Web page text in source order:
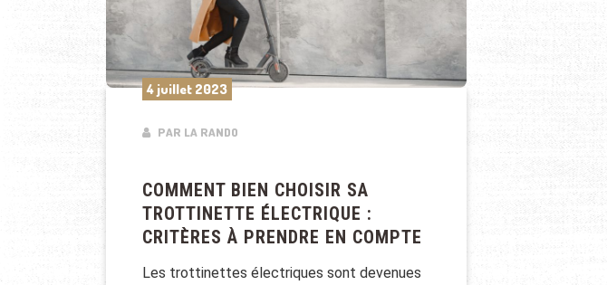
4 juillet 2023
PAR LA RANDO
COMMENT BIEN CHOISIR SA
TROTTINETTE ÉLECTRIQUE :
CRITÈRES À PRENDRE EN COMPTE
Les trottinettes électriques sont devenues